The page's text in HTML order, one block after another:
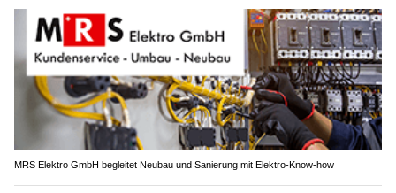
MRS Elektro GmbH begleitet Neubau und Sanierung mit Elektro-Know-how